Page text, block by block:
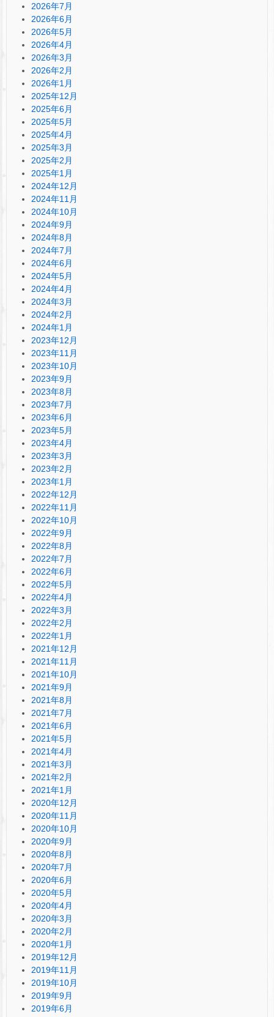
2026年7月
2026年6月
2026年5月
2026年4月
2026年3月
2026年2月
2026年1月
2025年12月
2025年6月
2025年5月
2025年4月
2025年3月
2025年2月
2025年1月
2024年12月
2024年11月
2024年10月
2024年9月
2024年8月
2024年7月
2024年6月
2024年5月
2024年4月
2024年3月
2024年2月
2024年1月
2023年12月
2023年11月
2023年10月
2023年9月
2023年8月
2023年7月
2023年6月
2023年5月
2023年4月
2023年3月
2023年2月
2023年1月
2022年12月
2022年11月
2022年10月
2022年9月
2022年8月
2022年7月
2022年6月
2022年5月
2022年4月
2022年3月
2022年2月
2022年1月
2021年12月
2021年11月
2021年10月
2021年9月
2021年8月
2021年7月
2021年6月
2021年5月
2021年4月
2021年3月
2021年2月
2021年1月
2020年12月
2020年11月
2020年10月
2020年9月
2020年8月
2020年7月
2020年6月
2020年5月
2020年4月
2020年3月
2020年2月
2020年1月
2019年12月
2019年11月
2019年10月
2019年9月
2019年6月